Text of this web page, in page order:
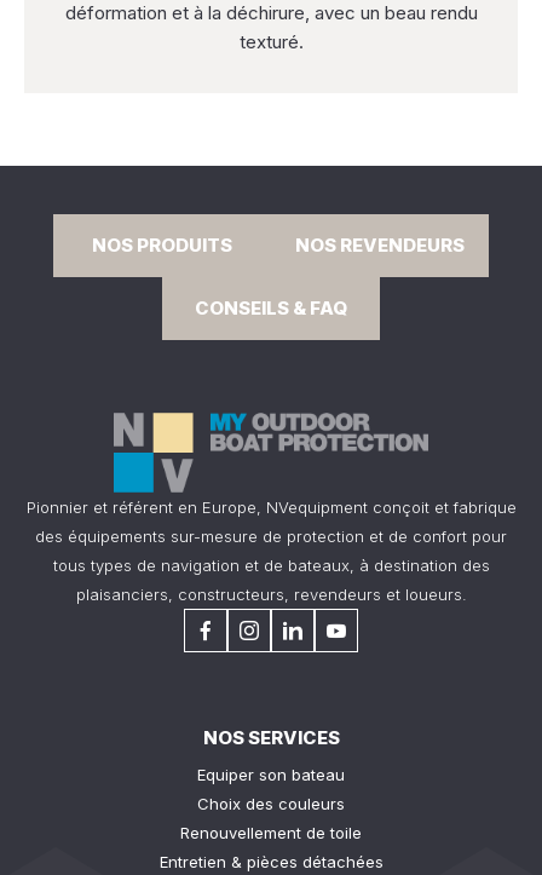
déformation et à la déchirure, avec un beau rendu
texturé.
NOS PRODUITS NOS REVENDEURS
CONSEILS & FAQ
Pionnier et référent en Europe, NVequipment conçoit et fabrique
des équipements sur-mesure de protection et de confort pour
tous types de navigation et de bateaux, à destination des
plaisanciers, constructeurs, revendeurs et loueurs.
NOS SERVICES
Equiper son bateau
Choix des couleurs
Renouvellement de toile
Entretien & pièces détachées